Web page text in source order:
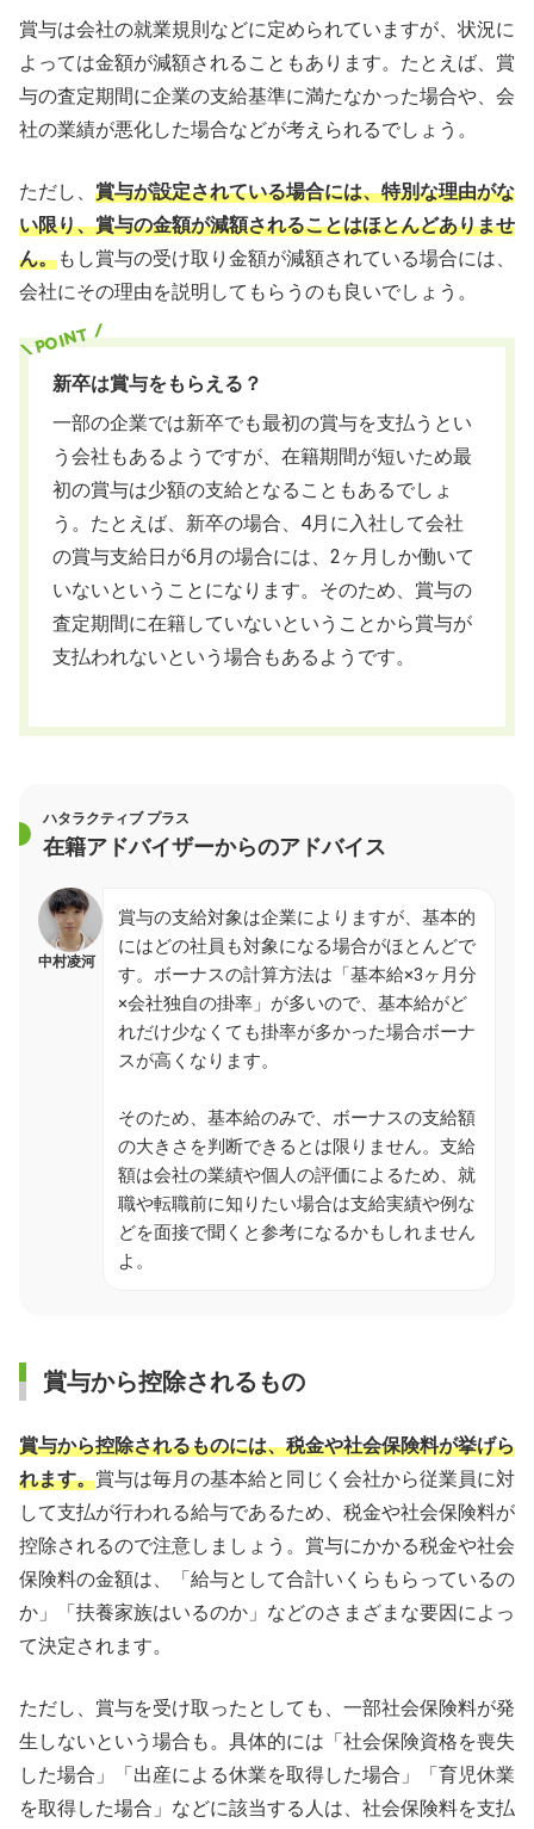
賞与は会社の就業規則などに定められていますが、状況に
よっては金額が減額されることもあります。たとえば、賞
与の査定期間に企業の支給基準に満たなかった場合や、会
社の業績が悪化した場合などが考えられるでしょう。
ただし、 賞与が設定されている場合には、特別な理由がな
い限り、賞与の金額が減額されることはほとんどありませ
ん。もし賞与の受け取り金額が減額されている場合には、
会社にその理由を説明してもらうのも良いでしょう。
新卒は賞与をもらえる？
一部の企業では新卒でも最初の賞与を支払うとい
う会社もあるようですが、在籍期間が短いため最
初の賞与は少額の支給となることもあるでしょ
う。たとえば、新卒の場合、4月に入社して会社
の賞与支給日が6月の場合には、2ヶ月しか働いて
いないということになります。そのため、賞与の
査定期間に在籍していないということから賞与が
支払われないという場合もあるようです。
ハタラクティブ プラス
在籍アドバイザーからのアドバイス
中村凌河
賞与の支給対象は企業によりますが、基本的
にはどの社員も対象になる場合がほとんどで
す。ボーナスの計算方法は「基本給×3ヶ月分
×会社独自の掛率」が多いので、基本給がど
れだけ少なくても掛率が多かった場合ボーナ
スが高くなります。
そのため、基本給のみで、ボーナスの支給額
の大きさを判断できるとは限りません。支給
額は会社の業績や個人の評価によるため、就
職や転職前に知りたい場合は支給実績や例な
どを面接で聞くと参考になるかもしれません
よ。
賞与から控除されるもの
賞与から控除されるものには、税金や社会保険料が挙げら
れます。賞与は毎月の基本給と同じく会社から従業員に対
して支払が行われる給与であるため、税金や社会保険料が
控除されるので注意しましょう。賞与にかかる税金や社会
保険料の金額は、「給与として合計いくらもらっているの
か」「扶養家族はいるのか」などのさまざまな要因によっ
て決定されます。
ただし、賞与を受け取ったとしても、一部社会保険料が発
生しないという場合も。具体的には「社会保険資格を喪失
した場合」「出産による休業を取得した場合」「育児休業
を取得した場合」などに該当する人は、社会保険料を支払